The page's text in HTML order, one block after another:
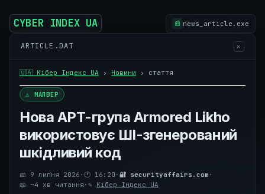
CYBER INDEX UA 📰 news_article.exe
ARTICLE.DAT ✕
🇺🇦 Кібер Індекс UA › Новини › стаття
⚠ МАЛВЕР
Нова APT-група Armored Likho
використовує ШІ-згенерований
шкідливий код
📅 9 липня 2026 · 🕐 16:20 · 🔐 securityaffairs.com ·
📖 ~4 хв читання · ✎ Кібер Індекс UA